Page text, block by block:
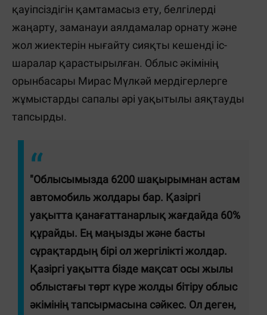
қауіпсіздігін қамтамасыз ету, белгілерді
жаңарту, заманауи аялдамалар орнату және
жол жиектерін нығайту сияқты кешенді іс-
шаралар қарастырылған. Облыс әкімінің
орынбасары Мирас Мүлкәй мердігерлерге
жұмыстарды сапалы әрі уақытылы аяқтауды
тапсырды.
"Облысымызда 6200 шақырымнан астам
автомобиль жолдары бар. Қазіргі
уақытта қанағаттанарлық жағдайда 60%
құрайды. Ең маңызды және басты
сұрақтардың бірі ол жергілікті жолдар.
Қазіргі уақытта бізде мақсат осы жылы
облыстағы төрт күре жолды бітіру облыс
әкімінің тапсырмасына сәйкес. Ол деген,